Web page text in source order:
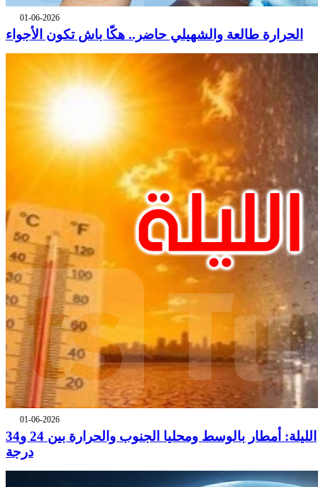
01-06-2026
الحرارة طالعة والشهيلي حاضر.. هكّا باش تكون الأجواء
01-06-2026
الليلة: أمطار بالوسط ومحليا الجنوب والحرارة بين 24 و34
درجة